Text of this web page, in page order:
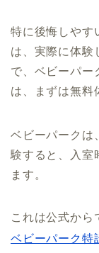
特に後悔しやす
は、実際に体験
で、ベビーパー
は、まずは無料
ベビーパークは
験すると、入室
ます。
これは公式から
ベビーパーク特